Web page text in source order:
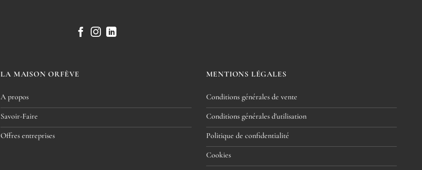
LA MAISON ORFÈVE
A propos
Savoir-Faire
Offres entreprises
MENTIONS LÉGALES
Conditions générales de vente
Conditions générales d'utilisation
Politique de confidentialité
Cookies